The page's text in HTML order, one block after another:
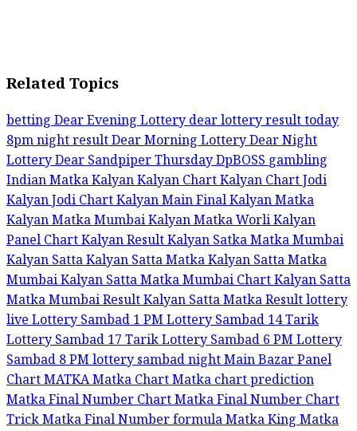
Related Topics
bettingDear Evening Lotterydear lottery result today
8pm night resultDear Morning LotteryDear Night
LotteryDear Sandpiper ThursdayDpBOSSgambling
Indian MatkaKalyanKalyan ChartKalyan Chart Jodi
Kalyan Jodi ChartKalyan Main FinalKalyan Matka
Kalyan Matka MumbaiKalyan Matka WorliKalyan
Panel ChartKalyan ResultKalyan Satka Matka Mumbai
Kalyan Satta Kalyan Satta MatkaKalyan Satta Matka
MumbaiKalyan Satta Matka Mumbai ChartKalyan Satta
Matka Mumbai ResultKalyan Satta Matka Resultlottery
liveLottery Sambad 1 PMLottery Sambad 14 Tarik
Lottery Sambad 17 TarikLottery Sambad 6 PMLottery
Sambad 8 PMlottery sambad nightMain Bazar Panel
ChartMATKAMatka ChartMatka chart prediction
Matka Final Number ChartMatka Final Number Chart
TrickMatka Final Number formulaMatka KingMatka